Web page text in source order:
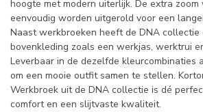
hoogte met modern uiterlijk. De extra zoom
eenvoudig worden uitgerold voor een
Naast werkbroeken heeft de DNA collectie
bovenkleding zoals een werkjas, werktrui
Leverbaar in de dezelfde kleurcombinaties
om een mooie outfit samen te stellen.
Werkbroek uit de DNA collectie is dé
comfort en een slijtvaste kwaliteit.